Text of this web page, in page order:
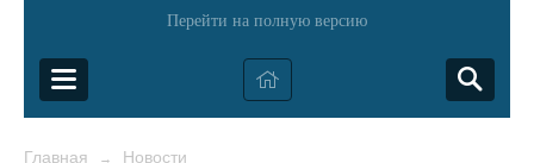
Перейти на полную версию
Главная → Новости